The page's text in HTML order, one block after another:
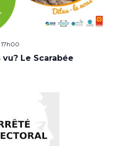
17h00
Le Scarabée